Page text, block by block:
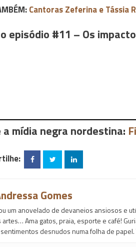
Cantoras Zeferina e Tássia
episódio #11 – Os
a mídia negra nordestina:
Gomes
um anovelado de devaneios ansiosos e
artes… Ama gatos, praia, esporte e café!
desnudos numa folha de